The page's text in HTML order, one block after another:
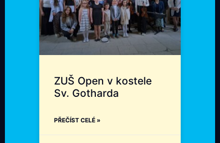
ZUŠ Open v kostele
Sv. Gotharda
PŘEČÍST CELÉ »